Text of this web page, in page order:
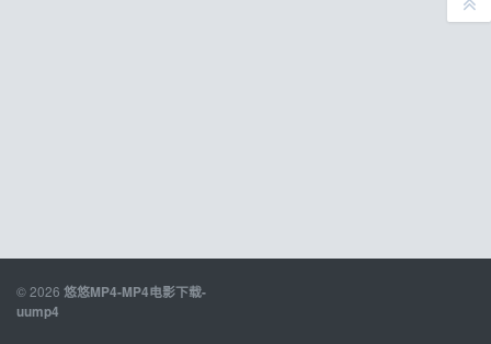
© 2026 悠悠MP4-MP4电影下载-
uump4